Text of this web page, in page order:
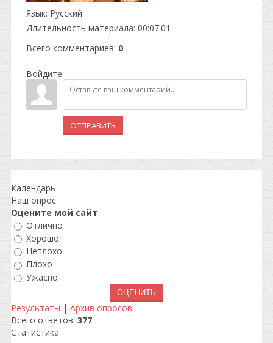
Язык: Русский
Длительность материала: 00:07:01
Всего комментариев: 0
Войдите:
ОТПРАВИТЬ
Календарь
Наш опрос
Оцените мой сайт
Отлично
Хорошо
Неплохо
Плохо
Ужасно
Результаты | Архив опросов
Всего ответов: 377
Статистика